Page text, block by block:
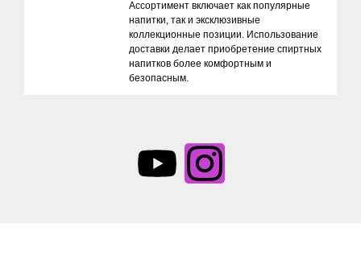
Ассортимент включает как популярные
напитки, так и эксклюзивные
коллекционные позиции. Использование
доставки делает приобретение спиртных
напитков более комфортным и
безопасным.